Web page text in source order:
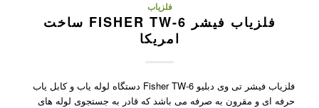
فلزیاب
فلزیاب فیشر FISHER TW-6 ساخت
امریکا
فلزیاب فیشر تی وی دبلیو Fisher TW-6 دستگاه لوله یاب و کابل یاب
حرفه ای و مقرون به صرفه می باشد که قادر به جستجوی لوله های